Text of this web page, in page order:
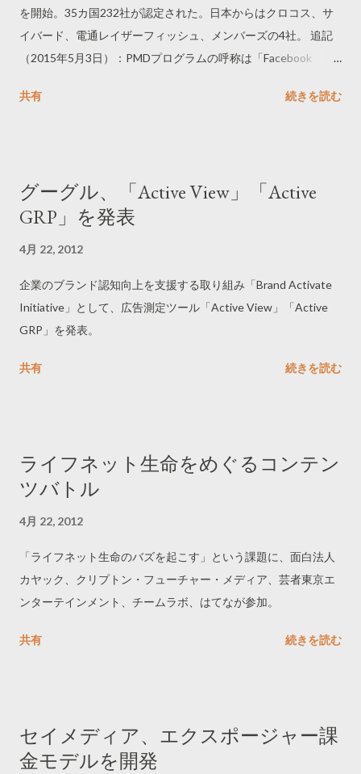
を開始。35カ国232社が認定された。日本からはクロコス、サ
イバード、電通レイザーフィッシュ、メンバーズの4社。 追記
（2015年5月3日）：PMDプログラムの呼称は「Facebook
-- Facebook PMDプログラムの刷新で最適なパートナーがより
共有 続きを読む
グーグル、「Active View」「Active
GRP」を発表
4月 22, 2012
企業のブランド認知向上を支援する取り組み「Brand Activate
Initiative」として、広告測定ツール「Active View」「Active
GRP」を発表。
共有 続きを読む
ライフネット生命をめぐるコンテン
ツバトル
4月 22, 2012
「ライフネット生命のバズを起こす」という課題に、面白法人
カヤック、クリプトン・フューチャー・メディア、芸者東京エ
ンターテインメント、チームラボ、はてなが参加。
共有 続きを読む
セイメディア、エクスポージャー課
金モデルを開発